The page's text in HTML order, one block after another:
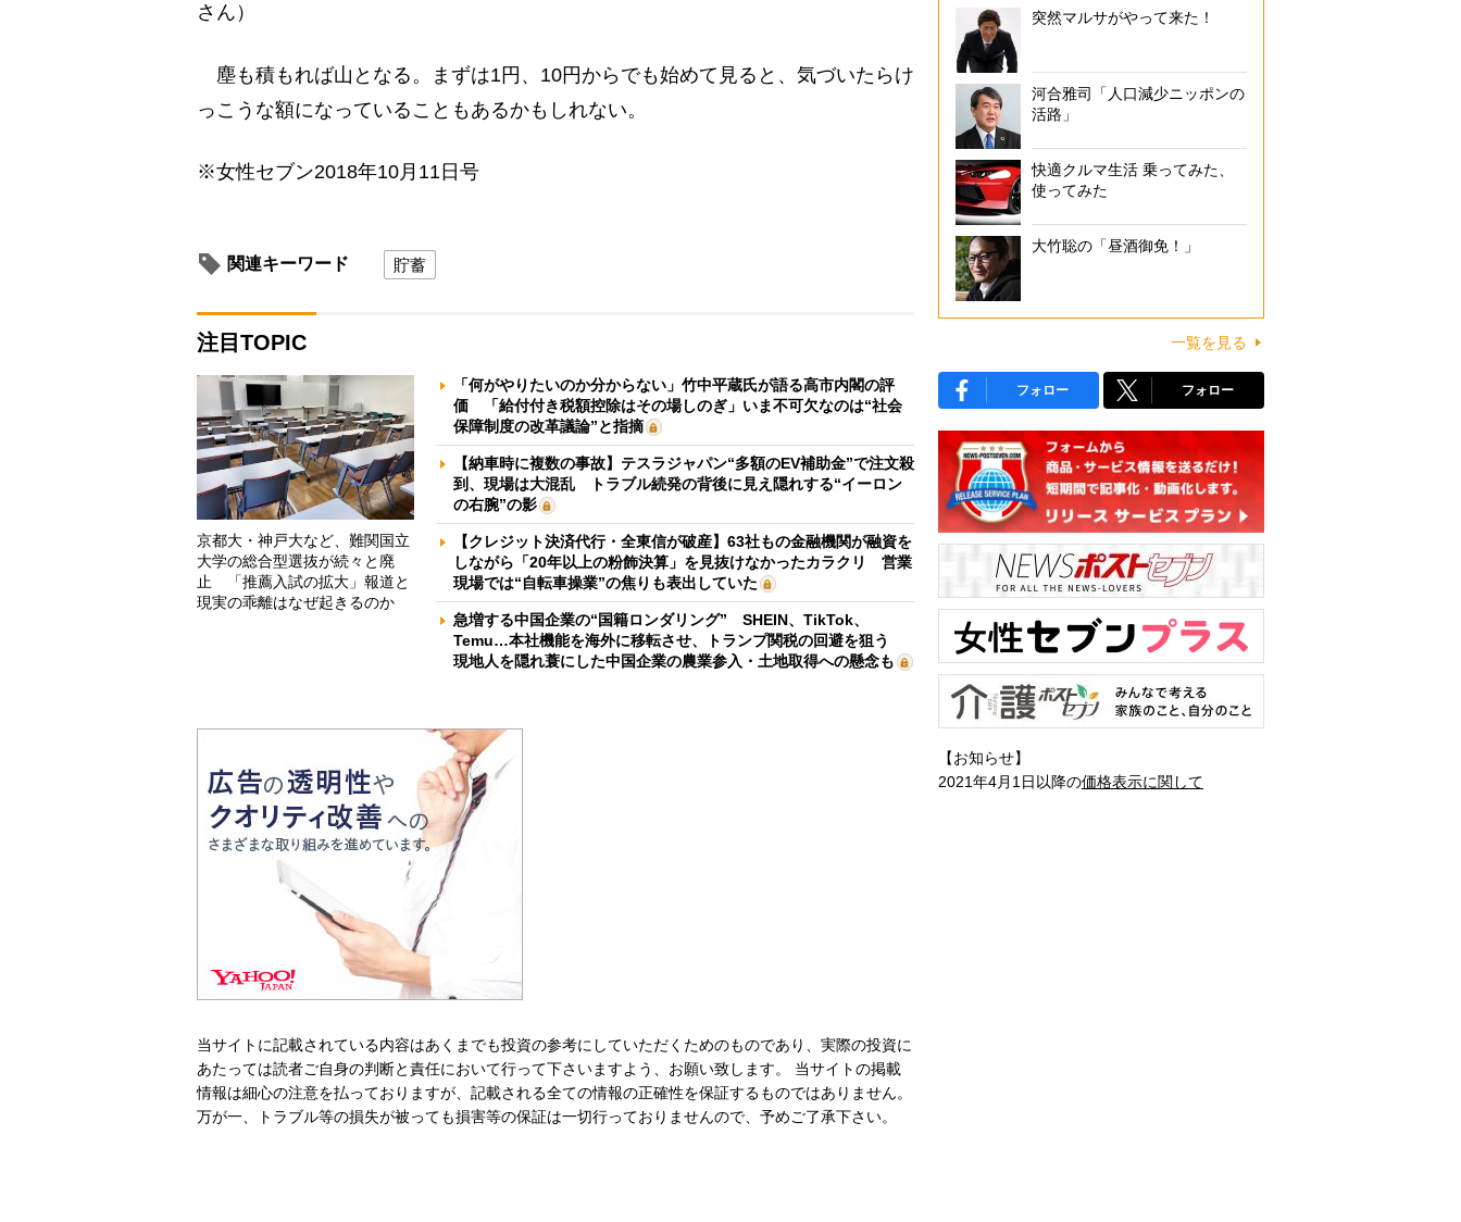
さん）
塵も積もれば山となる。まずは1円、10円からでも始めて見ると、気づいたらけ
っこうな額になっていることもあるかもしれない。
※女性セブン2018年10月11日号
関連キーワード 貯蓄
注目TOPIC
京都大・神戸大など、難関国立
大学の総合型選抜が続々と廃
止 「推薦入試の拡大」報道と
現実の乖離はなぜ起きるのか
「何がやりたいのか分からない」竹中平蔵氏が語る高市内閣の評
価 「給付付き税額控除はその場しのぎ」いま不可欠なのは“社会
保障制度の改革議論”と指摘
【納車時に複数の事故】テスラジャパン“多額のEV補助金”で注文殺
到、現場は大混乱 トラブル続発の背後に見え隠れする“イーロン
の右腕”の影
【クレジット決済代行・全東信が破産】63社もの金融機関が融資を
しながら「20年以上の粉飾決算」を見抜けなかったカラクリ 営業
現場では“自転車操業”の焦りも表出していた
急増する中国企業の“国籍ロンダリング” SHEIN、TikTok、
Temu…本社機能を海外に移転させ、トランプ関税の回避を狙う
現地人を隠れ蓑にした中国企業の農業参入・土地取得への懸念も
当サイトに記載されている内容はあくまでも投資の参考にしていただくためのものであり、実際の投資に
あたっては読者ご自身の判断と責任において行って下さいますよう、お願い致します。 当サイトの掲載
情報は細心の注意を払っておりますが、記載される全ての情報の正確性を保証するものではありません。
万が一、トラブル等の損失が被っても損害等の保証は一切行っておりませんので、予めご了承下さい。
突然マルサがやって来た！
河合雅司「人口減少ニッポンの
活路」
快適クルマ生活 乗ってみた、
使ってみた
大竹聡の「昼酒御免！」
一覧を見る
フォロー フォロー
【お知らせ】
2021年4月1日以降の価格表示に関して